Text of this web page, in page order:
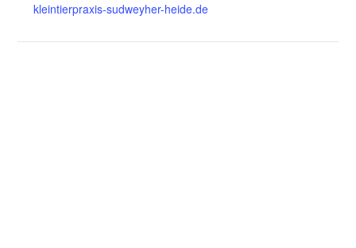
kleintierpraxis-sudweyher-heide.de